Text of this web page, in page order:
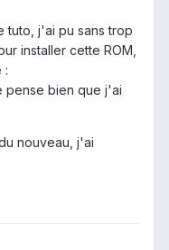
tuto, j'ai pu sans trop
installer cette ROM,
:
pense bien que j'ai
nouveau, j'ai